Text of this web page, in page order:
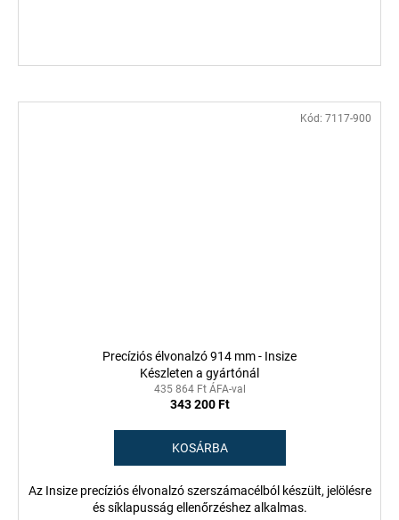
Precíziós élvonalzó 914 mm - Insize
Készleten a gyártónál
435 864 Ft ÁFA-val
343 200 Ft
KOSÁRBA
Az Insize precíziós élvonalzó szerszámacélból készült, jelölésre
és síklapusság ellenőrzéshez alkalmas.
Kód: 7117-900